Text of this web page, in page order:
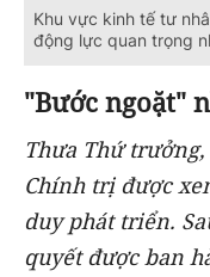
Khu vực kinh tế tư
động lực quan trọng
"Bước ngoặt"
Thưa Thứ trưởng,
Chính trị được
duy phát triển.
quyết được ban